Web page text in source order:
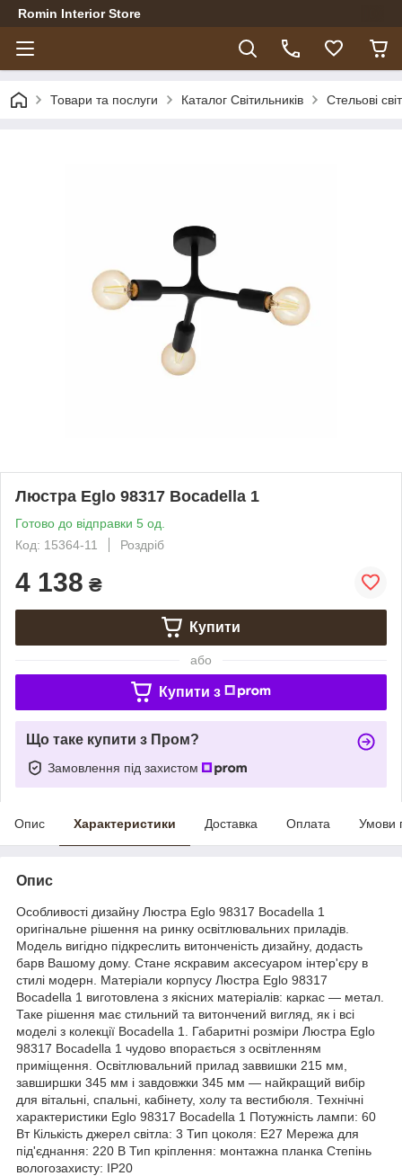
Romin Interior Store
Товари та послуги Каталог Світильників Стельові
Люстра Eglo 98317 Bocadella 1
Готово до відправки 5 од.
Код: 15364-11
Роздріб
4 138 ₴
Купити
або
Купити з
Що таке купити з Пром?
Замовлення під захистом
Опис Характеристики Доставка Оплата Умови
Опис
Особливості дизайну Люстра Eglo 98317 Bocadella 1
оригінальне рішення на ринку освітлювальних приладів.
Модель вигідно підкреслить витонченість дизайну, додасть
барв Вашому дому. Стане яскравим аксесуаром інтер'єру в
стилі модерн. Матеріали корпусу Люстра Eglo 98317
Bocadella 1 виготовлена з якісних матеріалів: каркас — метал.
Таке рішення має стильний та витончений вигляд, як і всі
моделі з колекції Bocadella 1. Габаритні розміри Люстра Eglo
98317 Bocadella 1 чудово впорається з освітленням
приміщення. Освітлювальний прилад заввишки 215 мм,
завширшки 345 мм і завдовжки 345 мм — найкращий вибір
для вітальні, спальні, кабінету, холу та вестибюля. Технічні
характеристики Eglo 98317 Bocadella 1 Потужність лампи: 60
Вт Кількість джерел світла: 3 Тип цоколя: E27 Мережа для
під'єднання: 220 В Тип кріплення: монтажна планка Степінь
вологозахисту: IP20